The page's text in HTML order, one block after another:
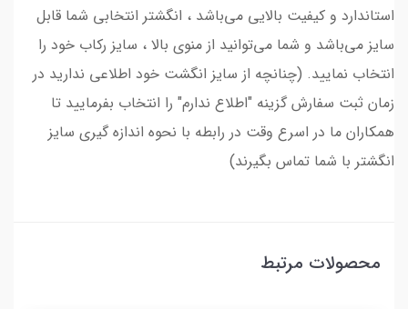
استاندارد و کیفیت بالایی می‌باشد ، انگشتر انتخابی شما قابل
سایز می‌باشد و شما می‌توانید از منوی بالا ، سایز رکاب خود را
انتخاب نمایید. (چنانچه از سایز انگشت خود اطلاعی ندارید در
زمان ثبت سفارش گزینه "اطلاع ندارم" را انتخاب بفرمایید تا
همکاران ما در اسرع وقت در رابطه با نحوه اندازه گیری سایز
انگشتر با شما تماس بگیرند)
محصولات مرتبط